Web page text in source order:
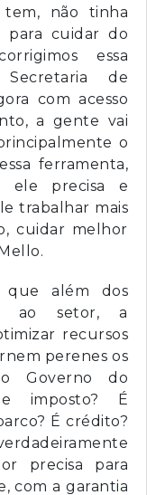
não tinha
para cuidar do
essa
de
com acesso
a gente vai
o
ferramenta,
ele precisa e
trabalhar mais
cuidar melhor
que além dos
ao setor, a
recursos
perenes os
Governo do
imposto? É
É crédito?
precisa para
com a garantia